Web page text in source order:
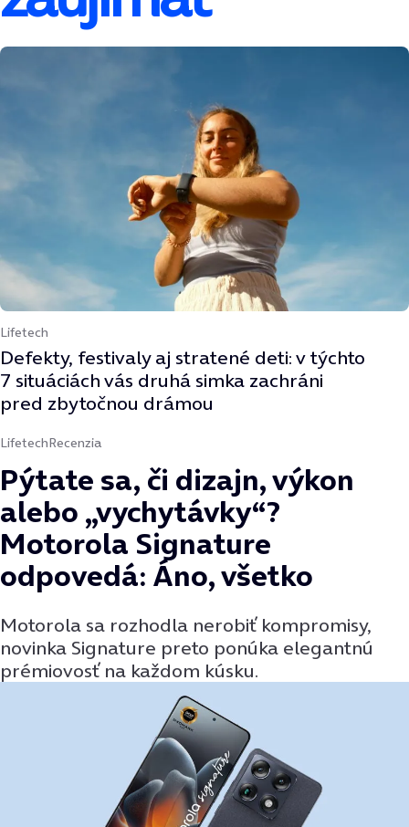
Lifetech
Defekty, festivaly aj stratené deti: v týchto
7 situáciách vás druhá simka zachráni
pred zbytočnou drámou
LifetechRecenzia
Pýtate sa, či dizajn, výkon
alebo „vychytávky“?
Motorola Signature
odpovedá: Áno, všetko
Motorola sa rozhodla nerobiť kompromisy,
novinka Signature preto ponúka elegantnú
prémiovosť na každom kúsku.